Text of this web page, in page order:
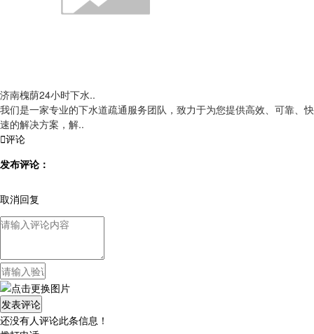
济南槐荫24小时下水..
我们是一家专业的下水道疏通服务团队，致力于为您提供高效、可靠、快
速的解决方案，解..
评论
发布评论：
取消回复
还没有人评论此条信息！